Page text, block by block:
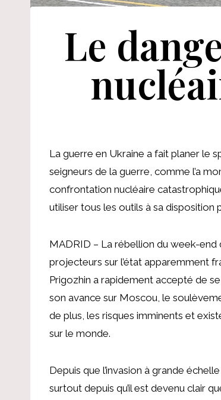
Le
La guerre en Ukraine a fait planer le
seigneurs de la guerre, comme l’a
confrontation nucléaire
utiliser tous les outils à sa
MADRID – La rébellion du week-end
projecteurs sur l’état apparemment
Prigozhin a rapidement accepté de
son avance sur Moscou, le
de plus, les risques imminents et
sur le monde.
Depuis que l’invasion à grande
surtout depuis qu’il est devenu clair